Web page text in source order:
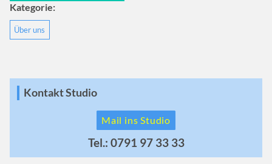
Kategorie:
Über uns
Kontakt Studio
Mail ins Studio
Tel.: 0791 97 33 33